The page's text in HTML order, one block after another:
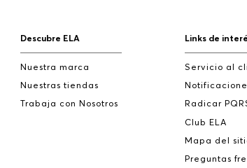
Descubre ELA
Nuestra marca
Nuestras tiendas
Trabaja con Nosotros
Links de
Servicio al
Radicar
Club ELA
Mapa del
Preguntas